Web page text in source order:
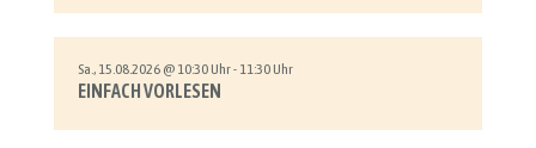
Sa., 15.08.2026 @ 10:30 Uhr - 11:30 Uhr
EINFACH VORLESEN